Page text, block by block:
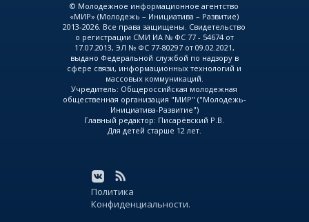
© Молодежное информационное агентство
«МИР» (Молодежь – Инициатива – Развитие)
2013-2026. Все права защищены. Свидетельство
о регистрации СМИ ИА № ФС 77 - 54674 от
17.07.2013, ЭЛ № ФС 77-80297 от 09.02.2021,
выдано Федеральной службой по надзору в
сфере связи, информационных технологий и
массовых коммуникаций.
Учредитель: Общероссийская молодежная
общественная организация "МИР" ("Молодежь-
Инициатива-Развитие")
Главный редактор: Писарёвский Р.В.
Для детей старше 12 лет.
Политика
Конфиденциальности.